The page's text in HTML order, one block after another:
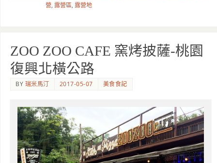
營, 露營區, 露營地
ZOO ZOO CAFE 窯烤披薩-桃園
復興北橫公路
BY 瑞米馬汀 2017-05-07 美食食記